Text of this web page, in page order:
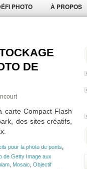
PHOTO À PROPOS
DE
carte Compact Flash
des sites créatifs,
pour la photo de ponts
de Getty Image aux
Mosaic Objectif